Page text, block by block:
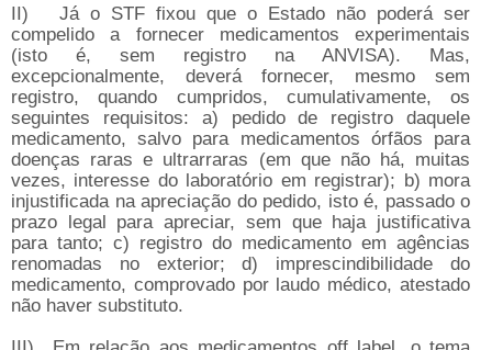
II)
Já o STF fixou que o Estado não poderá ser
compelido a fornecer medicamentos experimentais
(isto é, sem registro na ANVISA). Mas,
excepcionalmente, deverá fornecer, mesmo sem
registro, quando cumpridos, cumulativamente, os
seguintes requisitos: a) pedido de registro daquele
medicamento, salvo para medicamentos órfãos para
doenças raras e ultrarraras (em que não há, muitas
vezes, interesse do laboratório em registrar); b) mora
injustificada na apreciação do pedido, isto é, passado o
prazo legal para apreciar, sem que haja justificativa
para tanto; c) registro do medicamento em agências
renomadas no exterior; d) imprescindibilidade do
medicamento, comprovado por laudo médico, atestado
não haver substituto.